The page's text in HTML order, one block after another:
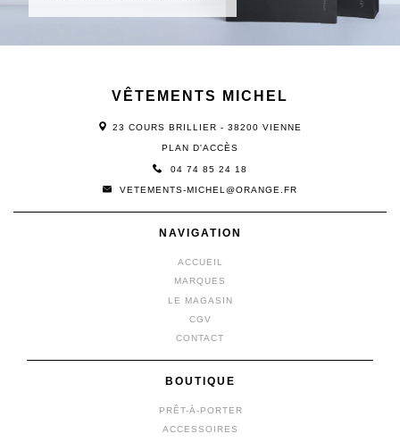
VÊTEMENTS MICHEL
23 COURS BRILLIER - 38200 VIENNE
PLAN D'ACCÈS
04 74 85 24 18
VETEMENTS-MICHEL@ORANGE.FR
NAVIGATION
ACCUEIL
MARQUES
LE MAGASIN
CGV
CONTACT
BOUTIQUE
PRÊT-À-PORTER
ACCESSOIRES